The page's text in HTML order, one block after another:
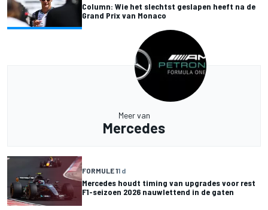
Column: Wie het slechtst geslapen heeft na de
Grand Prix van Monaco
Meer van
Mercedes
FORMULE 11 d
Mercedes houdt timing van upgrades voor rest
F1-seizoen 2026 nauwlettend in de gaten